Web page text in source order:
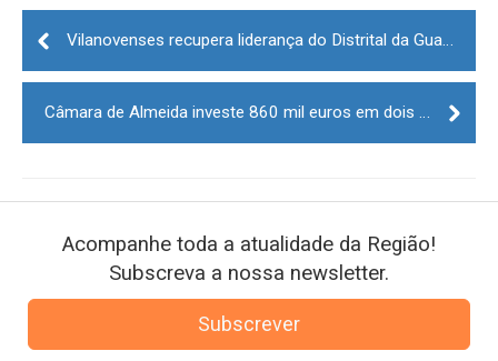
Post
navigation
Vilanovenses recupera liderança do Distrital da Guarda
Câmara de Almeida investe 860 mil euros em dois projetos no setor do turismo judaico
Acompanhe toda a atualidade da Região!
Subscreva a nossa newsletter.
Subscrever